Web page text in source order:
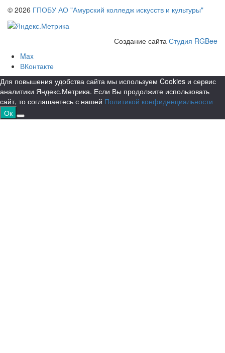
© 2026 ГПОБУ АО "Амурский колледж искусств и культуры"
Создание сайта Студия RGBee
Max
ВКонтакте
Для повышения удобства сайта мы используем Cookies и сервис
аналитики Яндекс.Метрика. Если Вы продолжите использовать
сайт, то соглашаетесь с нашей Политикой конфиденциальности
Ок